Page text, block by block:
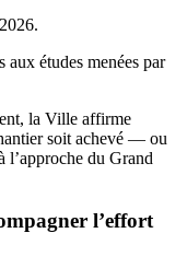
aux études menées par
la Ville affirme
soit achevé — ou
l’approche du Grand
l’effort